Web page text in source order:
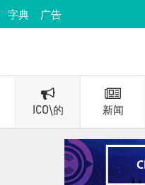
字典 广告
ICO\的 新闻